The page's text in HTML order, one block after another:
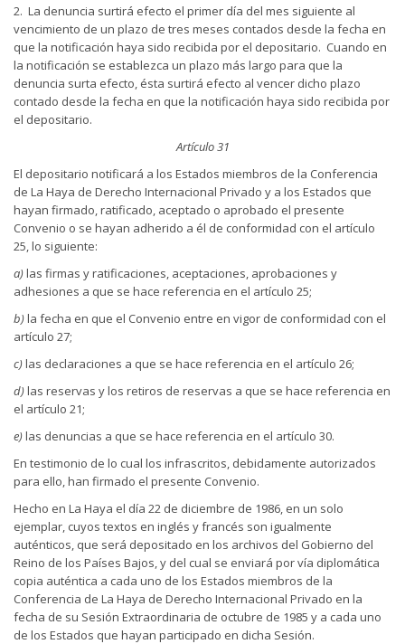
2. La denuncia surtirá efecto el primer día del mes siguiente al
vencimiento de un plazo de tres meses contados desde la fecha en
que la notificación haya sido recibida por el depositario. Cuando en
la notificación se establezca un plazo más largo para que la
denuncia surta efecto, ésta surtirá efecto al vencer dicho plazo
contado desde la fecha en que la notificación haya sido recibida por
el depositario.
Artículo 31
El depositario notificará a los Estados miembros de la Conferencia
de La Haya de Derecho Internacional Privado y a los Estados que
hayan firmado, ratificado, aceptado o aprobado el presente
Convenio o se hayan adherido a él de conformidad con el artículo
25, lo siguiente:
a)las firmas y ratificaciones, aceptaciones, aprobaciones y
adhesiones a que se hace referencia en el artículo 25;
b)la fecha en que el Convenio entre en vigor de conformidad con el
artículo 27;
c)las declaraciones a que se hace referencia en el artículo 26;
d)las reservas y los retiros de reservas a que se hace referencia en
el artículo 21;
e)las denuncias a que se hace referencia en el artículo 30.
En testimonio de lo cual los infrascritos, debidamente autorizados
para ello, han firmado el presente Convenio.
Hecho en La Haya el día 22 de diciembre de 1986, en un solo
ejemplar, cuyos textos en inglés y francés son igualmente
auténticos, que será depositado en los archivos del Gobierno del
Reino de los Países Bajos, y del cual se enviará por vía diplomática
copia auténtica a cada uno de los Estados miembros de la
Conferencia de La Haya de Derecho Internacional Privado en la
fecha de su Sesión Extraordinaria de octubre de 1985 y a cada uno
de los Estados que hayan participado en dicha Sesión.